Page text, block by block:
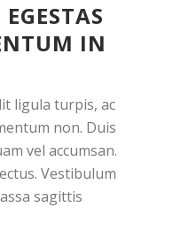
IN
ligula turpis, ac
non. Duis
vel accumsan.
Vestibulum
sagittis